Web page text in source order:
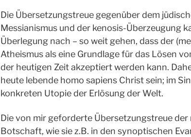
Die Übersetzungstreue gegenüber dem
Messianismus und der kenosis-Überzeugung
Überlegung nach – so weit gehen, dass der
Atheismus als eine Grundlage für das Lösen
der heutigen Zeit akzeptiert werden kann.
heute lebende homo sapiens Christ sein; im
konkreten Utopie der Erlösung der Welt.
Die von mir geforderte Übersetzungstreue der
Botschaft, wie sie z.B. in den synoptischen